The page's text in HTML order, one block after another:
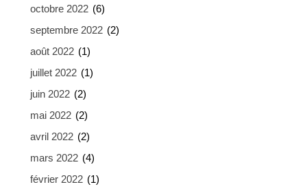
octobre 2022 (6)
septembre 2022 (2)
août 2022 (1)
juillet 2022 (1)
juin 2022 (2)
mai 2022 (2)
avril 2022 (2)
mars 2022 (4)
février 2022 (1)